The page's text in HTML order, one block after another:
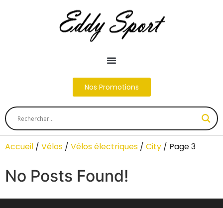
Nos Promotions
Accueil / Vélos / Vélos électriques / City / Page 3
No Posts Found!